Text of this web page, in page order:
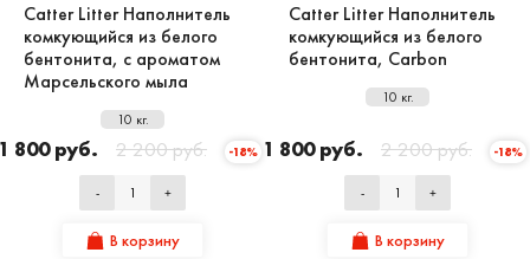
Catter Litter Наполнитель
комкующийся из белого
бентонита, с ароматом
Марсельского мыла
10 кг.
800 руб. 2 200 руб. -18%
- +
В корзину
Catter Litter Наполнитель
комкующийся из белого
бентонита, Carbon
10 кг.
1 800 руб. 2 200 руб. -18%
- +
В корзину